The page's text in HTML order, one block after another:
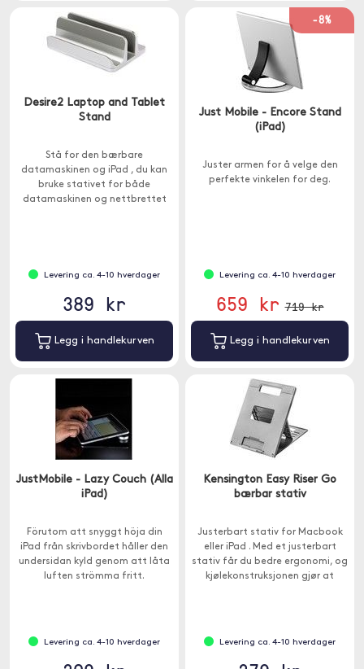
Desire2 Laptop and Tablet
Stand
Stå for den bærbare
datamaskinen og iPad , du kan
bruke stativet for både
datamaskinen og nettbrettet
Levering ca. 4-10 hverdager
389 kr
Legg i handlekurven
-8%
Just Mobile - Encore Stand
(iPad)
Juster armen for å velge den
perfekte vinkelen for deg.
Levering ca. 4-10 hverdager
659 kr 719 kr
Legg i handlekurven
JustMobile - Lazy Couch (Alla
iPad)
Förutom att snyggt höja din
iPad från skrivbordet håller den
undersidan kyld genom att låta
luften strömma fritt.
Levering ca. 4-10 hverdager
Kensington Easy Riser Go
bærbar stativ
Justerbart stativ for Macbook
eller iPad . Med et justerbart
stativ får du bedre ergonomi, og
kjølekonstruksjonen gjør at
Levering ca. 4-10 hverdager